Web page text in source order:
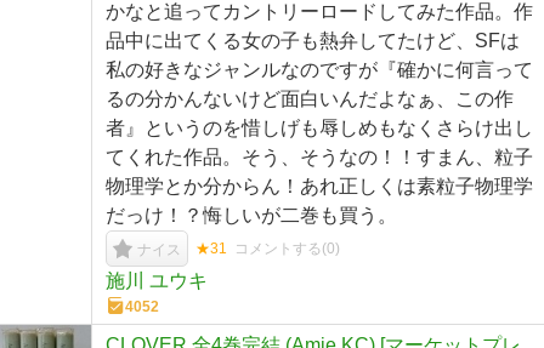
かなと追ってカントリーロードしてみた作品。作
品中に出てくる女の子も熱弁してたけど、SFは
私の好きなジャンルなのですが『確かに何言って
るの分かんないけど面白いんだよなぁ、この作
者』というのを惜しげも辱しめもなくさらけ出し
てくれた作品。そう、そうなの！！すまん、粒子
物理学とか分からん！あれ正しくは素粒子物理学
だっけ！？悔しいが二巻も買う。
ナイス ★31 コメントする(0)
施川 ユウキ
4052